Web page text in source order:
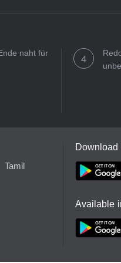
naht für
Tamil
Available